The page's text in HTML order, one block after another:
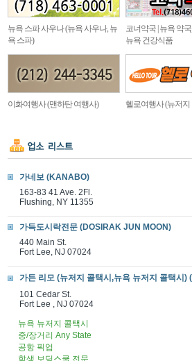
뉴욕 스파 사우나 (뉴욕 사우나, 뉴
욕 스파)
코너약국 | 뉴욕 약
뉴욕 건강식품
이화여행사 (맨하탄 여행사) 헬로여행사 (뉴저지
가네보 (KANABO)
163-83 41 Ave. 2Fl.
Flushing, NY 11355
가득도시락전문 (DOSIRAK JUN MOON)
440 Main St.
Fort Lee, NJ 07024
가든 리모 (뉴저지 콜택시,뉴욕 뉴저지 콜택
101 Cedar St.
Fort Lee , NJ 07024
뉴욕 뉴저지 콜택시
중/장거리 Any State
공항 픽업
학생 보딩스쿨 전문